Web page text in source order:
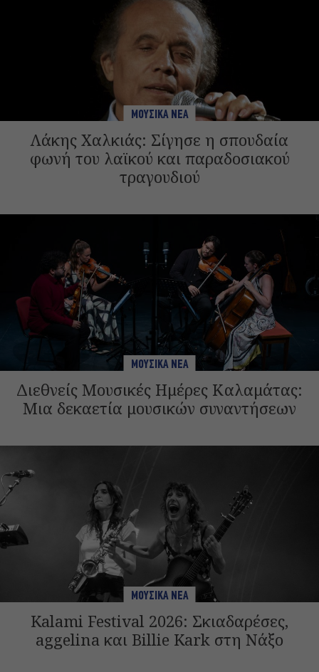
ΜΟΥΣΙΚΑ ΝΕΑ
Λάκης Χαλκιάς: Σίγησε η σπουδαία
φωνή του λαϊκού και παραδοσιακού
τραγουδιού
ΜΟΥΣΙΚΑ ΝΕΑ
Διεθνείς Μουσικές Ημέρες Καλαμάτας:
Μια δεκαετία μουσικών συναντήσεων
ΜΟΥΣΙΚΑ ΝΕΑ
Kalami Festival 2026: Σκιαδαρέσες,
aggelina και Billie Kark στη Νάξο